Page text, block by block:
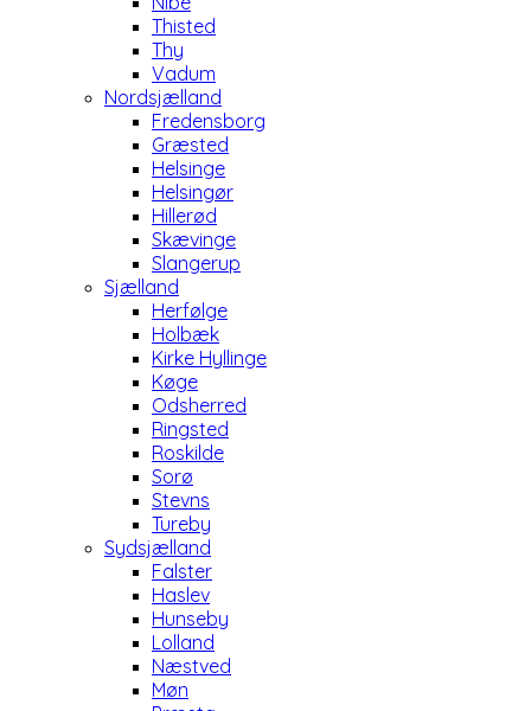
Thisted
Thy
Vadum
Nordsjælland
Fredensborg
Græsted
Helsinge
Helsingør
Hillerød
Skævinge
Slangerup
Sjælland
Herfølge
Holbæk
Kirke Hyllinge
Køge
Odsherred
Ringsted
Roskilde
Sorø
Stevns
Tureby
Sydsjælland
Falster
Haslev
Hunseby
Lolland
Næstved
Møn